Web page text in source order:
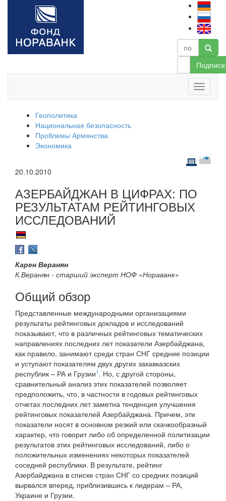
Геополитика
Национальная безопасность
Проблемы Армянства
Экономика
20.10.2010
АЗЕРБАЙДЖАН В ЦИФРАХ: ПО
РЕЗУЛЬТАТАМ РЕЙТИНГОВЫХ
ИССЛЕДОВАНИЙ
Карен Веранян
К.Веранян - старший эксперт НОФ «Нораванк»
Общий обзор
Представленные международными организациями
результаты рейтинговых докладов и исследований
показывают, что в различных рейтинговых тематических
направлениях последних лет показатели Азербайджана,
как правило, занимают среди стран СНГ средние позиции
и уступают показателям двух других закавказских
республик – РА и Грузии1 . Но, с другой стороны,
сравнительный анализ этих показателей позволяет
предположить, что, в частности в годовых рейтинговых
отчетах последних лет заметна тенденция улучшения
рейтинговых показателей Азербайджана. Причем, эти
показатели носят в основном резкий или скачкообразный
характер, что говорит либо об определенной политизации
результатов этих рейтинговых исследований, либо о
положительных изменениях некоторых показателей
соседней республики. В результате, рейтинг
Азербайджана в списке стран СНГ со средних позиций
вырвался вперед, приблизившись к лидерам – РА,
Украине и Грузии.